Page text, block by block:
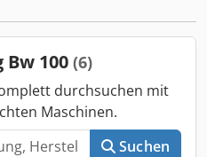
36 genehmigt ✅
gesund und betriebsfähig,
Reparaturen, bevor sie im
Die hauptsächlichen
defekte Wasserpumpe
in einer Kraftstoffleitung
100 (6)
durchsuchen mit
Maschinen.
Suchen